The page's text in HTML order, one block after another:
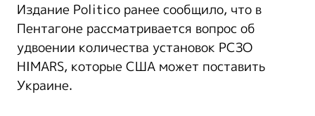
Издание Politico ранее сообщило, что в
Пентагоне рассматривается вопрос об
удвоении количества установок РСЗО
HIMARS, которые США может поставить
Украине.